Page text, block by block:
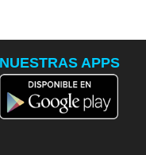
NUESTRAS APPS